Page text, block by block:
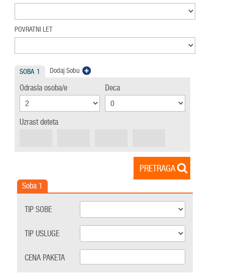
POVRATNI LET
SOBA 1 Dodaj Sobu
Odrasla osoba/e Deca
Uzrast deteta
PRETRAGA
Soba 1
TIP SOBE
TIP USLUGE
CENA PAKETA